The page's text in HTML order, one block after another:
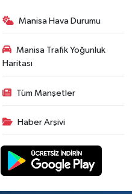
Manisa Hava Durumu
Manisa Trafik Yoğunluk
Haritası
Tüm Manşetler
Haber Arşivi